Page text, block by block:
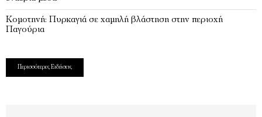
Κομοτηνή: Πυρκαγιά σε χαμηλή βλάστηση στην περιοχή
Παγούρια
Περισσότερες Ειδήσεις